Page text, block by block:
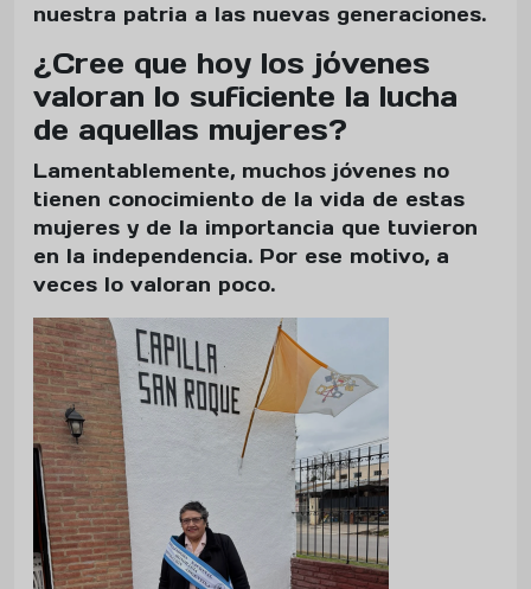
nuestra patria a las nuevas generaciones.
¿Cree que hoy los jóvenes
valoran lo suficiente la lucha
de aquellas mujeres?
Lamentablemente, muchos jóvenes no
tienen conocimiento de la vida de estas
mujeres y de la importancia que tuvieron
en la independencia. Por ese motivo, a
veces lo valoran poco.